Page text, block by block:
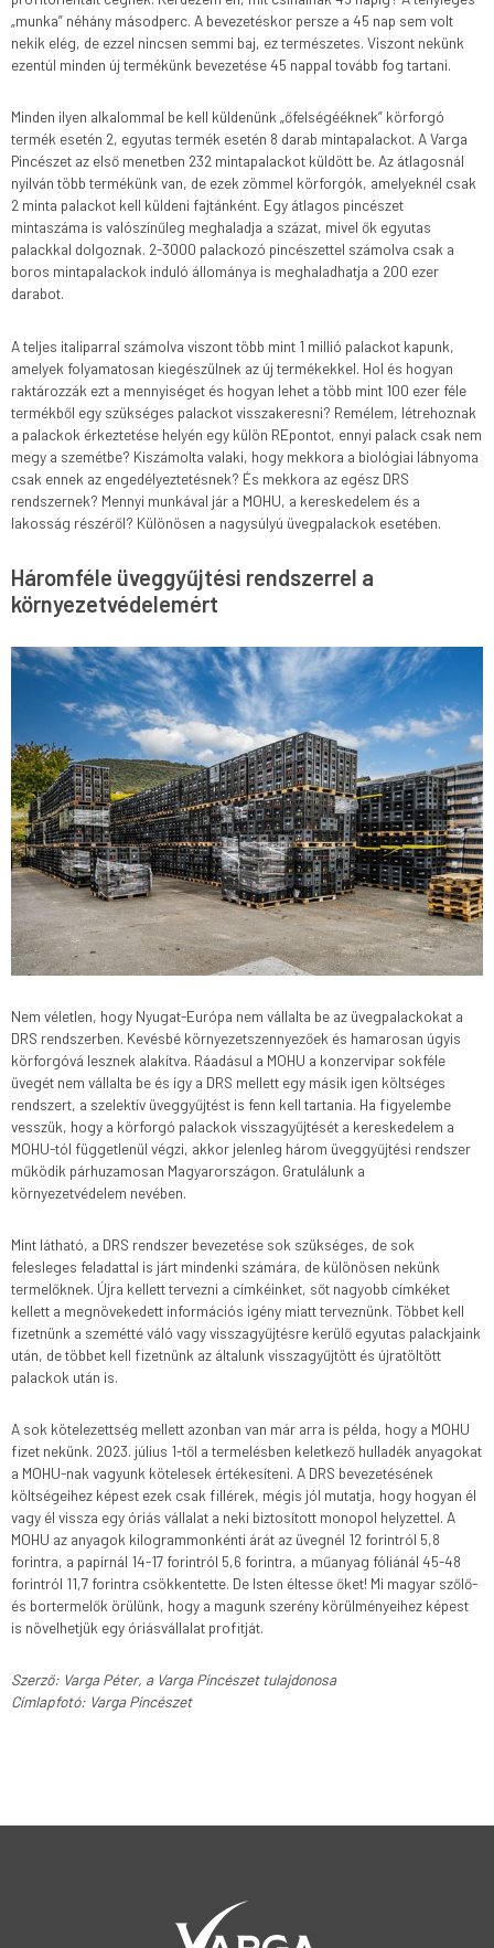
„munka” néhány másodperc. A bevezetéskor persze a 45 nap sem volt
nekik elég, de ezzel nincsen semmi baj, ez természetes. Viszont nekünk
ezentúl minden új termékünk bevezetése 45 nappal tovább fog tartani.
Minden ilyen alkalommal be kell küldenünk „őfelségééknek” körforgó
termék esetén 2, egyutas termék esetén 8 darab mintapalackot. A Varga
Pincészet az első menetben 232 mintapalackot küldött be. Az átlagosnál
nyilván több termékünk van, de ezek zömmel körforgók, amelyeknél csak
2 minta palackot kell küldeni fajtánként. Egy átlagos pincészet
mintaszáma is valószínűleg meghaladja a százat, mivel ők egyutas
palackkal dolgoznak. 2-3000 palackozó pincészettel számolva csak a
boros mintapalackok induló állománya is meghaladhatja a 200 ezer
darabot.
A teljes italiparral számolva viszont több mint 1 millió palackot kapunk,
amelyek folyamatosan kiegészülnek az új termékekkel. Hol és hogyan
raktározzák ezt a mennyiséget és hogyan lehet a több mint 100 ezer féle
termékből egy szükséges palackot visszakeresni? Remélem, létrehoznak
a palackok érkeztetése helyén egy külön REpontot, ennyi palack csak nem
megy a szemétbe? Kiszámolta valaki, hogy mekkora a biológiai lábnyoma
csak ennek az engedélyeztetésnek? És mekkora az egész DRS
rendszernek? Mennyi munkával jár a MOHU, a kereskedelem és a
lakosság részéről? Különösen a nagysúlyú üvegpalackok esetében.
Háromféle üveggyűjtési rendszerrel a
környezetvédelemért
Nem véletlen, hogy Nyugat-Európa nem vállalta be az üvegpalackokat a
DRS rendszerben. Kevésbé környezetszennyezőek és hamarosan úgyis
körforgóvá lesznek alakítva. Ráadásul a MOHU a konzervipar sokféle
üvegét nem vállalta be és így a DRS mellett egy másik igen költséges
rendszert, a szelektív üveggyűjtést is fenn kell tartania. Ha figyelembe
vesszük, hogy a körforgó palackok visszagyűjtését a kereskedelem a
MOHU-tól függetlenül végzi, akkor jelenleg három üveggyűjtési rendszer
működik párhuzamosan Magyarországon. Gratulálunk a
környezetvédelem nevében.
Mint látható, a DRS rendszer bevezetése sok szükséges, de sok
felesleges feladattal is járt mindenki számára, de különösen nekünk
termelőknek. Újra kellett tervezni a címkéinket, sőt nagyobb címkéket
kellett a megnövekedett információs igény miatt terveznünk. Többet kell
fizetnünk a szemétté váló vagy visszagyűjtésre kerülő egyutas palackjaink
után, de többet kell fizetnünk az általunk visszagyűjtött és újratöltött
palackok után is.
A sok kötelezettség mellett azonban van már arra is példa, hogy a MOHU
fizet nekünk. 2023. július 1-től a termelésben keletkező hulladék anyagokat
a MOHU-nak vagyunk kötelesek értékesíteni. A DRS bevezetésének
költségeihez képest ezek csak fillérek, mégis jól mutatja, hogy hogyan él
vagy él vissza egy óriás vállalat a neki biztosított monopol helyzettel. A
MOHU az anyagok kilogrammonkénti árát az üvegnél 12 forintról 5,8
forintra, a papírnál 14-17 forintról 5,6 forintra, a műanyag fóliánál 45-48
forintról 11,7 forintra csökkentette. De Isten éltesse őket! Mi magyar szőlő-
és bortermelők örülünk, hogy a magunk szerény körülményeihez képest
is növelhetjük egy óriásvállalat profitját.
Szerző: Varga Péter, a Varga Pincészet tulajdonosa
Címlapfotó: Varga Pincészet